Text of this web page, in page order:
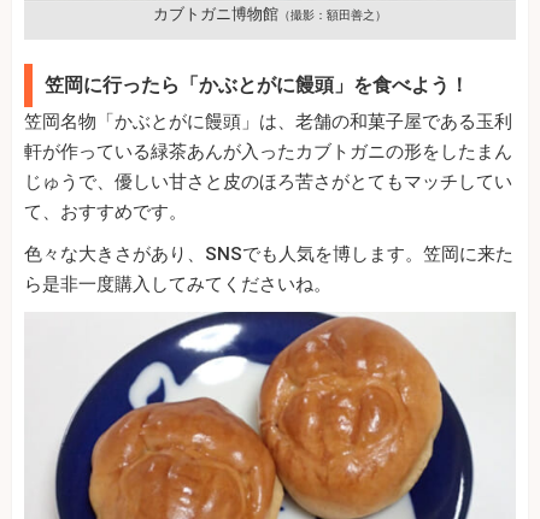
カブトガニ博物館 （撮影：額田善之）
笠岡に行ったら「かぶとがに饅頭」を食べよう！
笠岡名物「かぶとがに饅頭」は、老舗の和菓子屋である玉利
軒が作っている緑茶あんが入ったカブトガニの形をしたまん
じゅうで、優しい甘さと皮のほろ苦さがとてもマッチしてい
て、おすすめです。
色々な大きさがあり、SNSでも人気を博します。笠岡に来た
ら是非一度購入してみてくださいね。